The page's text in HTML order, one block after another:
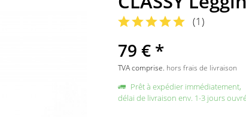
(1)
79 € *
TVA comprise. hors frais de livraison
Prêt à expédier immédiatement,
délai de livraison env. 1-3 jours